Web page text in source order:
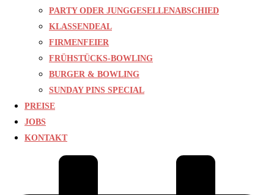
PARTY ODER JUNGGESELLENABSCHIED
KLASSENDEAL
FIRMENFEIER
FRÜHSTÜCKS-BOWLING
BURGER & BOWLING
SUNDAY PINS SPECIAL
PREISE
JOBS
KONTAKT